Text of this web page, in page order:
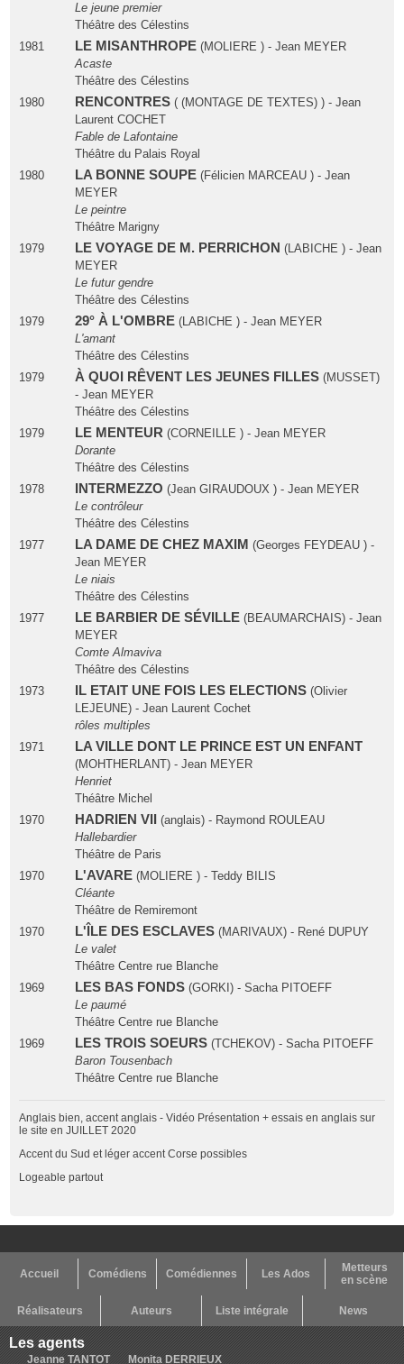
Le jeune premier
Théâtre des Célestins
1981
LE MISANTHROPE (MOLIERE ) - Jean MEYER
Acaste
Théâtre des Célestins
1980
RENCONTRES ( (MONTAGE DE TEXTES) ) - Jean
Laurent COCHET
Fable de Lafontaine
Théâtre du Palais Royal
1980
LA BONNE SOUPE (Félicien MARCEAU ) - Jean
MEYER
Le peintre
Théâtre Marigny
1979
LE VOYAGE DE M. PERRICHON (LABICHE ) - Jean
MEYER
Le futur gendre
Théâtre des Célestins
1979
29° À L'OMBRE (LABICHE ) - Jean MEYER
L'amant
Théâtre des Célestins
1979
À QUOI RÊVENT LES JEUNES FILLES (MUSSET)
- Jean MEYER
Théâtre des Célestins
1979
LE MENTEUR (CORNEILLE ) - Jean MEYER
Dorante
Théâtre des Célestins
1978
INTERMEZZO (Jean GIRAUDOUX ) - Jean MEYER
Le contrôleur
Théâtre des Célestins
1977
LA DAME DE CHEZ MAXIM (Georges FEYDEAU ) -
Jean MEYER
Le niais
Théâtre des Célestins
1977
LE BARBIER DE SÉVILLE (BEAUMARCHAIS) - Jean
MEYER
Comte Almaviva
Théâtre des Célestins
1973
IL ETAIT UNE FOIS LES ELECTIONS(Olivier
LEJEUNE) - Jean Laurent Cochet
rôles multiples
1971
LA VILLE DONT LE PRINCE EST UN ENFANT
(MOHTHERLANT) - Jean MEYER
Henriet
Théâtre Michel
1970
HADRIEN VII (anglais) - Raymond ROULEAU
Hallebardier
Théâtre de Paris
1970
L'AVARE(MOLIERE ) - Teddy BILIS
Cléante
Théâtre de Remiremont
1970
L'ÎLE DES ESCLAVES (MARIVAUX) - René DUPUY
Le valet
Théâtre Centre rue Blanche
1969
LES BAS FONDS (GORKI) - Sacha PITOEFF
Le paumé
Théâtre Centre rue Blanche
1969
LES TROIS SOEURS (TCHEKOV) - Sacha PITOEFF
Baron Tousenbach
Théâtre Centre rue Blanche
Anglais bien, accent anglais - Vidéo Présentation + essais en anglais sur
le site en JUILLET 2020
Accent du Sud et léger accent Corse possibles
Logeable partout
Accueil Comédiens Comédiennes Les Ados
Metteurs
en scène
Réalisateurs Auteurs Liste intégrale News
Les agents
Jeanne TANTOT Monita DERRIEUX